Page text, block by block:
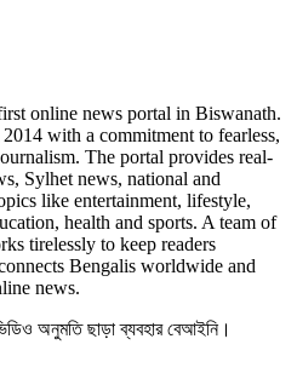
online news portal in Biswanath.
with a commitment to fearless,
The portal provides real-
Sylhet news, national and
like entertainment, lifestyle,
health and sports. A team of
tirelessly to keep readers
Bengalis worldwide and
news.
অনুমতি ছাড়া ব্যবহার বেআইনি।